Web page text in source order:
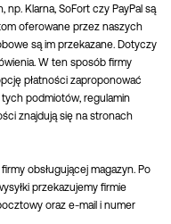
np. Klarna, SoFort czy PayPal są
oferowane przez naszych
są im przekazane. Dotyczy
W ten sposób firmy
płatności zaproponować
podmiotów, regulamin
znajdują się na stronach
obsługującej magazyn. Po
przekazujemy firmie
oraz e-mail i numer